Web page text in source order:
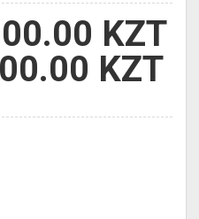
KZT
KZT